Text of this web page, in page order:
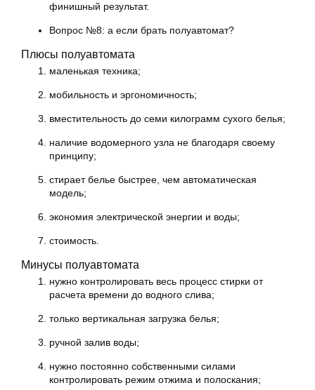
финишный результат.
Вопрос №8: а если брать полуавтомат?
Плюсы полуавтомата
маленькая техника;
мобильность и эргономичность;
вместительность до семи килограмм сухого белья;
наличие водомерного узла не благодаря своему
принципу;
стирает белье быстрее, чем автоматическая
модель;
экономия электрической энергии и воды;
стоимость.
Минусы полуавтомата
нужно контролировать весь процесс стирки от
расчета времени до водного слива;
только вертикальная загрузка белья;
ручной залив воды;
нужно постоянно собственными силами
контролировать режим отжима и полоскания;